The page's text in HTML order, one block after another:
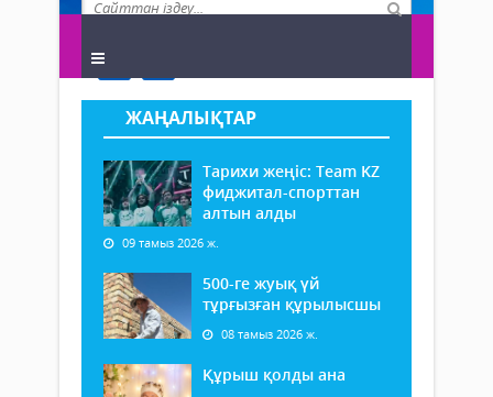
ЖАҢАЛЫҚТАР
Тарихи жеңіс: Team KZ
фиджитал-спорттан
алтын алды
09 тамыз 2026 ж.
500-ге жуық үй
тұрғызған құрылысшы
08 тамыз 2026 ж.
Құрыш қолды ана